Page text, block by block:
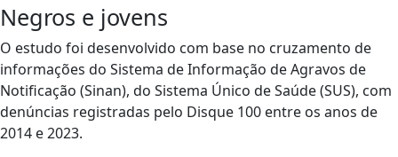
Negros e jovens
O estudo foi desenvolvido com base no cruzamento de
informações do Sistema de Informação de Agravos de
Notificação (Sinan), do Sistema Único de Saúde (SUS), com
denúncias registradas pelo Disque 100 entre os anos de
2014 e 2023.